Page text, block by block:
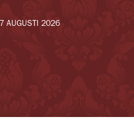
7 AUGUSTI 2026